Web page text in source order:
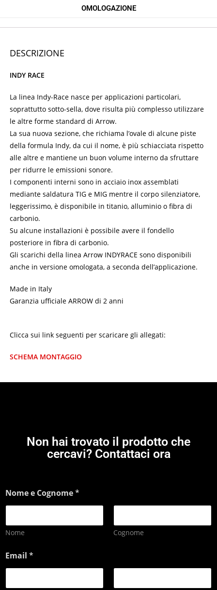
OMOLOGAZIONE
DESCRIZIONE
INDY RACE
La linea Indy-Race nasce per applicazioni particolari,
soprattutto sotto-sella, dove risulta più complesso utilizzare
le altre forme standard di Arrow.
La sua nuova sezione, che richiama l’ovale di alcune piste
della formula Indy, da cui il nome, è più schiacciata rispetto
alle altre e mantiene un buon volume interno da sfruttare
per ridurre le emissioni sonore.
I componenti interni sono in acciaio inox assemblati
mediante saldatura TIG e MIG mentre il corpo silenziatore,
leggerissimo, è disponibile in titanio, alluminio o fibra di
carbonio.
Su alcune installazioni è possibile avere il fondello
posteriore in fibra di carbonio.
Gli scarichi della linea Arrow INDYRACE sono disponibili
anche in versione omologata, a seconda dell’applicazione.
Made in Italy
Garanzia ufficiale ARROW di 2 anni
Clicca sui link seguenti per scaricare gli allegati:
SCHEMA MONTAGGIO
Non hai trovato il prodotto che
cercavi? Contattaci ora
Nome e Cognome*
Nome Cognome
Email *